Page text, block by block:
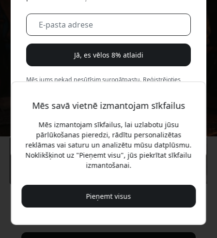
Ieteicamā cena
Mēs savā vietnē izmantojam sīkfailus
Mēs izmantojam sīkfailus, lai uzlabotu jūsu
pārlūkošanas pieredzi, rādītu personalizētas
reklāmas vai saturu un analizētu mūsu datplūsmu.
Noklikšķinot uz "Pieņemt visu", jūs piekrītat sīkfailu
izmantošanai.
Pieņemt visus
Jā, es vēlos 8% atlaidi
Mēs jums nekad nesūtīsim surogātpastu. Reģistrējoties,
Nē, es labāk maksātu pilnu cenu.